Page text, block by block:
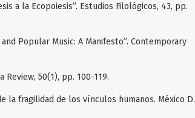
a la Ecopoiesis”. Estudios Filológicos, 43, pp.
Popular Music: A Manifesto”. Contemporary
Review, 50(1), pp. 100-119.
la fragilidad de los vínculos humanos. México D.